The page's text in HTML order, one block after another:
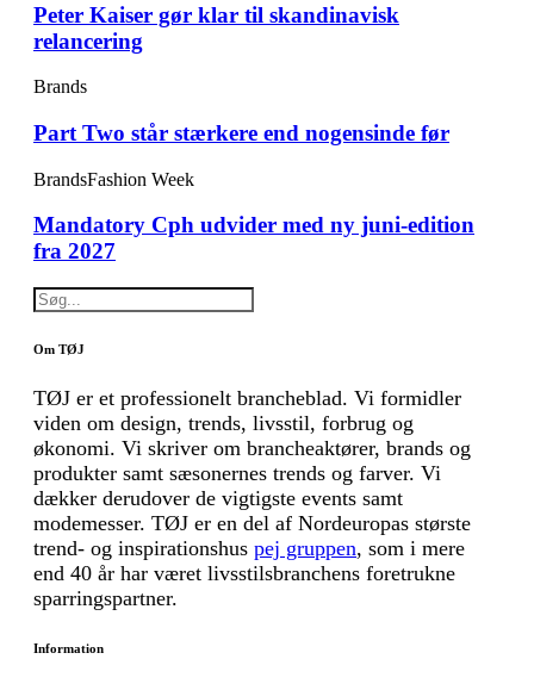
Peter Kaiser gør klar til skandinavisk
relancering
Brands
Part Two står stærkere end nogensinde før
BrandsFashion Week
Mandatory Cph udvider med ny juni-edition
fra 2027
Om TØJ
TØJ er et professionelt brancheblad. Vi formidler
viden om design, trends, livsstil, forbrug og
økonomi. Vi skriver om brancheaktører, brands og
produkter samt sæsonernes trends og farver. Vi
dækker derudover de vigtigste events samt
modemesser. TØJ er en del af Nordeuropas største
trend- og inspirationshus pej gruppen, som i mere
end 40 år har været livsstilsbranchens foretrukne
sparringspartner.
Information